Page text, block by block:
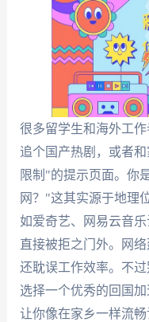
很多留学生和海外工
追个国产热剧，或者
限制"的提示页面。你
网？"这其实源于地理
如爱奇艺、网易云音
直接被拒之门外。网
还耽误工作效率。不
选择一个优秀的回国
让你像在家乡一样流